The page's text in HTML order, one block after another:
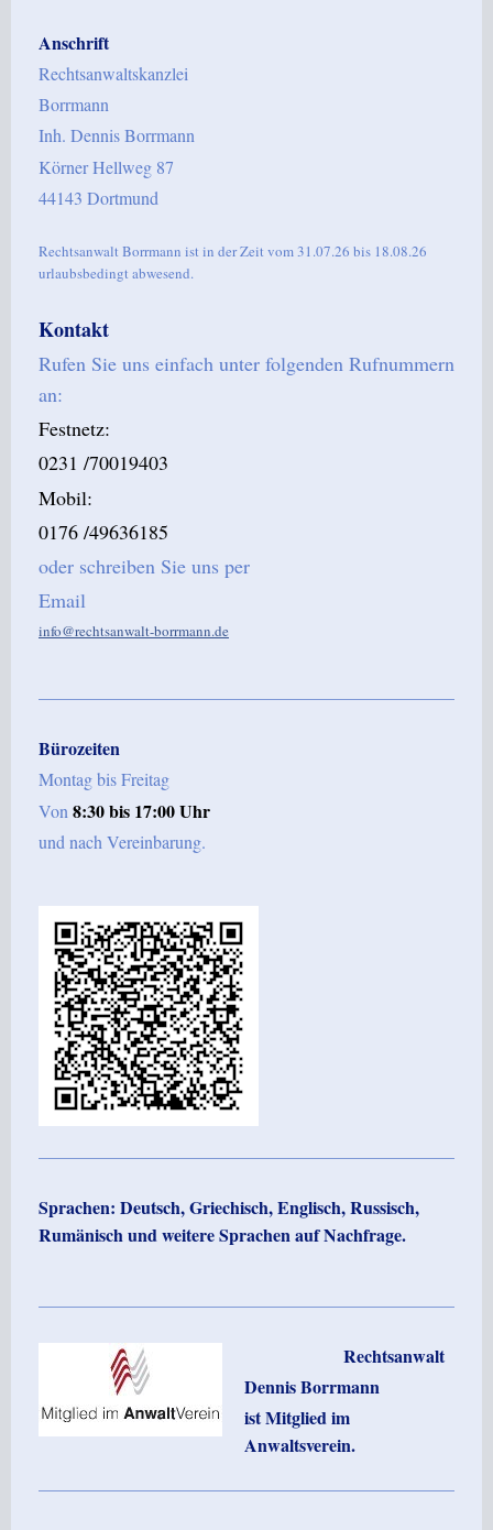
Anschrift
Rechtsanwaltskanzlei
Borrmann
Inh. Dennis Borrmann
Körner Hellweg 87
44143 Dortmund
Rechtsanwalt Borrmann ist in der Zeit vom 31.07.26 bis 18.08.26
urlaubsbedingt abwesend.
Kontakt
Rufen Sie uns einfach unter folgenden Rufnummern
an:
Festnetz:
0231 /70019403
Mobil:
0176 /49636185
oder schreiben Sie uns per
Email
info@rechtsanwalt-borrmann.de
Bürozeiten
Montag bis Freitag
Von 8:30bis 17:00Uhr
und nach Vereinbarung.
Sprachen: Deutsch, Griechisch, Englisch, Russisch,
Rumänisch und weitere Sprachen auf Nachfrage.
Rechtsanwalt
Dennis Borrmann
ist Mitglied im
Anwaltsverein.